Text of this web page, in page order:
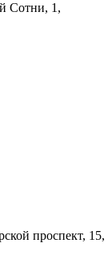
Сотни, 1,
проспект, 15,